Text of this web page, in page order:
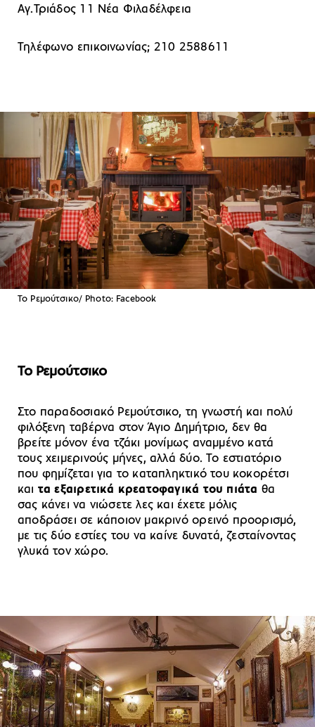
Αγ.Τριάδος 11 Νέα Φιλαδέλφεια
Τηλέφωνο επικοινωνίας; 210 2588611
Το Ρεμούτσικο/ Photo: Facebook
Το Ρεμούτσικο
Στο παραδοσιακό Ρεμούτσικο, τη γνωστή και πολύ
φιλόξενη ταβέρνα στον Άγιο Δημήτριο, δεν θα
βρείτε μόνον ένα τζάκι μονίμως αναμμένο κατά
τους χειμερινούς μήνες, αλλά δύο. To εστιατόριο
που φημίζεται για το καταπληκτικό του κοκορέτσι
και τα εξαιρετικά κρεατοφαγικά του πιάτα θα
σας κάνει να νιώσετε λες και έχετε μόλις
αποδράσει σε κάποιον μακρινό ορεινό προορισμό,
με τις δύο εστίες του να καίνε δυνατά, ζεσταίνοντας
γλυκά τον χώρο.